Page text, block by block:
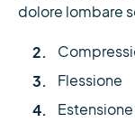
dolore lombare
Flessione
Estensione